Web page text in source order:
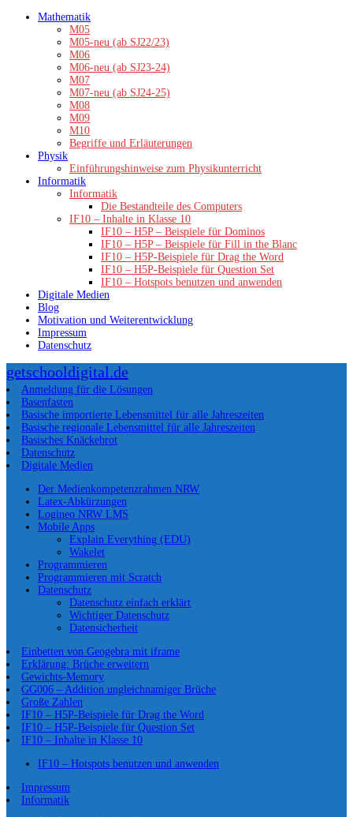
Zum
Mathematik
M05
M05-neu (ab SJ22/23)
M06
M06-neu (ab SJ23-24)
M07
M07-neu (ab SJ24-25)
M08
M09
M10
Begriffe und Erläuterungen
Physik
Einführungshinweise zum Physikunterricht
Informatik
Informatik
Die Bestandteile des Computers
IF10 – Inhalte in Klasse 10
IF10 – H5P – Beispiele für Dominos
IF10 – H5P – Beispiele für Fill in the Blanc
IF10 – H5P-Beispiele für Drag the Word
IF10 – H5P-Beispiele für Question Set
IF10 – Hotspots benutzen und anwenden
Digitale Medien
Blog
Motivation und Weiterentwicklung
Impressum
Datenschutz
getschooldigital.de
Anmeldung für die Lösungen
Basenfasten
Basische importierte Lebensmittel für alle Jahreszeiten
Basische regionale Lebensmittel für alle Jahreszeiten
Basisches Knäckebrot
Datenschutz
Digitale Medien
Der Medienkompetenzrahmen NRW
Latex-Abkürzungen
Logineo NRW LMS
Mobile Apps
Explain Everything (EDU)
Wakelet
Programmieren
Programmieren mit Scratch
Datenschutz
Datenschutz einfach erklärt
Wichtiger Datenschutz
Datensicherheit
Einbetten von Geogebra mit iframe
Erklärung: Brüche erweitern
Gewichts-Memory
GG006 – Addition ungleichnamiger Brüche
Große Zahlen
IF10 – H5P-Beispiele für Drag the Word
IF10 – H5P-Beispiele für Question Set
IF10 – Inhalte in Klasse 10
IF10 – Hotspots benutzen und anwenden
Impressum
Informatik